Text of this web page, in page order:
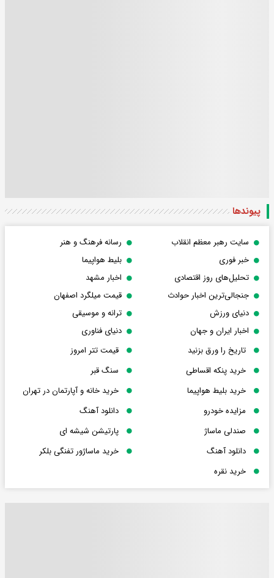
پیوندها
سایت رهبر معظم انقلاب
رسانه فرهنگ و هنر
خبر فوری
بلیط هواپیما
تحلیل‌های روز اقتصادی
اخبار مشهد
جنجالی‌ترین اخبار حوادث
قیمت میلگرد اصفهان
دنیای ورزش
ترانه و موسیقی
اخبار ایران و جهان
دنیای فناوری
تاریخ را ورق بزنید
قیمت تتر امروز
خرید پنکه اقساطی
سنگ قبر
خرید بلیط هواپیما
خرید خانه و آپارتمان در تهران
مزایده خودرو
دانلود آهنگ
صندلی ماساژ
پارتیشن شیشه ای
دانلود آهنگ
خرید ماساژور تفنگی بلکر
خرید نقره